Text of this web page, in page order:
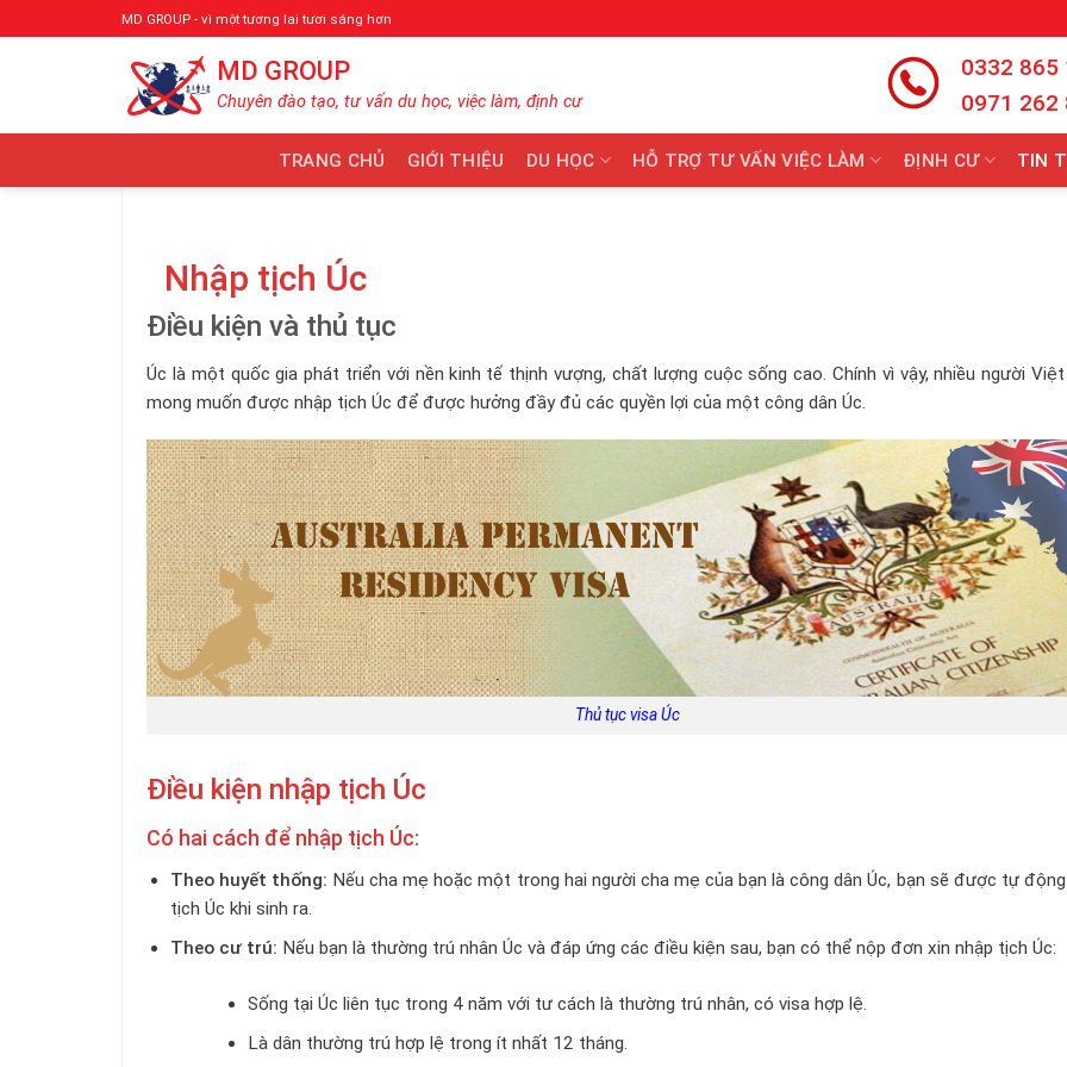
qua
MD GROUP - vì một tương lai tươi sáng hơn
MD GROUP
Chuyên đào tạo, tư vấn du học, việc làm, định cư
0332 865
0971 262
TRANG CHỦ GIỚI THIỆU DU HỌC HỖ TRỢ TƯ VẤN VIỆC LÀM ĐỊNH CƯ TIN
Nhập tịch Úc
Điều kiện và thủ tục
Úc là một quốc gia phát triển với nền kinh tế thịnh vượng, chất lượng cuộc sống cao. Chính vì vậy, nhiều người
mong muốn được nhập tịch Úc để được hưởng đầy đủ các quyền lợi của một công dân Úc.
Thủ tục visa Úc
Điều kiện nhập tịch Úc
Có hai cách để nhập tịch Úc:
Theo huyết thống: Nếu cha mẹ hoặc một trong hai người cha mẹ của bạn là công dân Úc, bạn sẽ được tự
tịch Úc khi sinh ra.
Theo cư trú: Nếu bạn là thường trú nhân Úc và đáp ứng các điều kiện sau, bạn có thể nộp đơn xin nhập tịch Úc:
Sống tại Úc liên tục trong 4 năm với tư cách là thường trú nhân, có visa hợp lệ.
Là dân thường trú hợp lệ trong ít nhất 12 tháng.